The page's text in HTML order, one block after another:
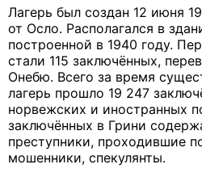
Лагерь был создан 12 июня
от Осло. Располагался в
построенной в 1940 году.
стали 115 заключённых,
Онебю. Всего за время
лагерь прошло 19 247
норвежских и иностранных
заключённых в Грини
преступники, проходившие
мошенники, спекулянты.